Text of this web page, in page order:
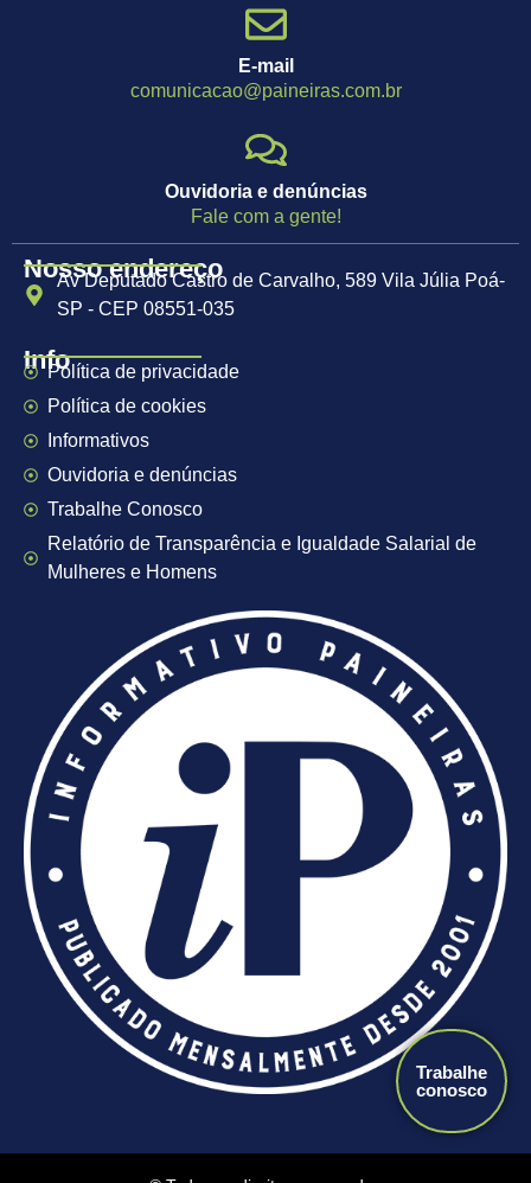
E-mail
comunicacao@paineiras.com.br
Ouvidoria e denúncias
Fale com a gente!
Nosso endereço
Av Deputado Castro de Carvalho, 589 Vila Júlia Poá-
SP - CEP 08551-035
InfoPolítica de privacidade
Política de cookies
Informativos
Ouvidoria e denúncias
Trabalhe Conosco
Relatório de Transparência e Igualdade Salarial de
Mulheres e Homens
Trabalhe
conosco